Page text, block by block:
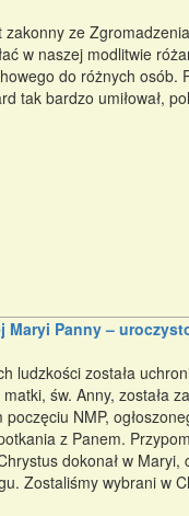
ze
w naszej modlitwie
do różnych
tak bardzo umiłował,
Maryi Panny –
ludzkości została
św. Anny, została
NMP,
z Panem.
dokonał w
Zostaliśmy wybrani w